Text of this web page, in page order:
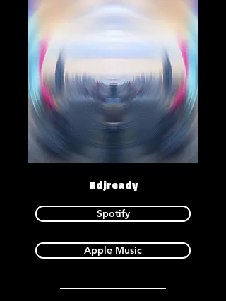
#djready
Spotify
Apple Music